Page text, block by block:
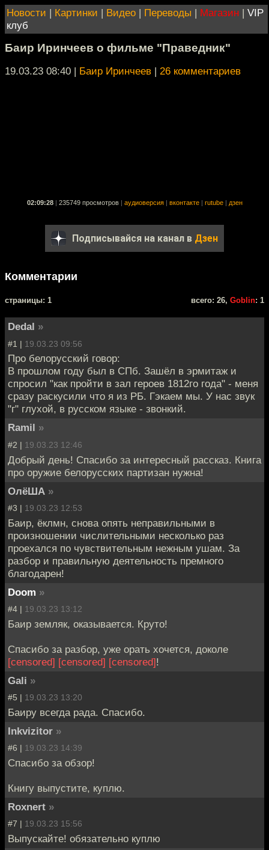
Новости | Картинки | Видео | Переводы | Магазин | VIP
клуб
Баир Иринчеев о фильме "Праведник"
19.03.23 08:40 | Баир Иринчеев | 26 комментариев
02:09:28 235749 просмотров аудиоверсия вконтакте rutube дзен
Подписывайся на канал в Дзен
Комментарии
cтраницы: 1 всего: 26, Goblin: 1
Dedal »
#1 | 19.03.23 09:56
Про белорусский говор:
В прошлом году был в СПб. Зашёл в эрмитаж и
спросил "как пройти в зал героев 1812го года" - меня
сразу раскусили что я из РБ. Гэкаем мы. У нас звук
"г" глухой, в русском языке - звонкий.
Ramil »
#2 | 19.03.23 12:46
Добрый день! Спасибо за интересный рассказ. Книга
про оружие белорусских партизан нужна!
ОлёША »
#3 | 19.03.23 12:53
Баир, ёклмн, снова опять неправильными в
произношении числительными несколько раз
проехался по чувствительным нежным ушам. За
разбор и правильную деятельность премного
благодарен!
Doom »
#4 | 19.03.23 13:12
Баир земляк, оказывается. Круто!
Спасибо за разбор, уже орать хочется, доколе
[censored] [censored] [censored]!
Gali »
#5 | 19.03.23 13:20
Баиру всегда рада. Спасибо.
Inkvizitor »
#6 | 19.03.23 14:39
Спасибо за обзор!
Книгу выпустите, куплю.
Roxnert »
#7 | 19.03.23 15:56
Выпускайте! обязательно куплю